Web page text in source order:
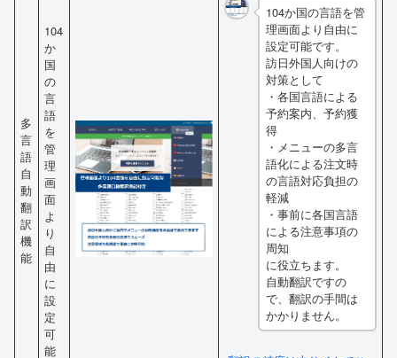
多
言
語
自
動
翻
訳
機
能
104
か
国
の
言
語
を
管
理
画
面
よ
り
自
由
に
設
定
可
能
104か国の言語を管
理画面より自由に
設定可能です。
訪日外国人向けの
対策として
・各国言語による
予約案内、予約獲
得
・メニューの多言
語化による注文時
の言語対応負担の
軽減
・事前に各国言語
による注意事項の
周知
に役立ちます。
自動翻訳ですの
で、翻訳の手間は
かかりません。